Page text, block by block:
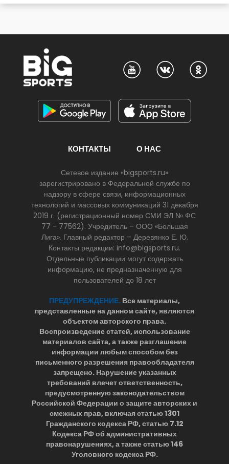
КОНТАКТЫ О НАС
Сетевое издание «bigsports.ru»
зарегистрировано в Федеральной службе по
надзору в сфере связи, информационных
технологий и массовых коммуникаций 31 декабря
2019 г. (регистрационный номер СМИ ЭЛ № ФС
77 - 77562). Учредитель – ООО «Большая
Лига». Главный редактор – Деревянко Е. Ю.
Контакты редакции: info@bigsports.ru.
Отдельные публикации могут содержать
информацию, не предназначенную для
пользователей до 18 лет
ПРЕДУПРЕЖДЕНИЕ. Все материалы,
представленные на данном сайте, являются
объектом авторского права.
Воспроизведение статей, использование
материалов сайта, а также разглашение
информации любым способом без
письменного разрешения правообладателя
запрещено. Нарушение указанных
требований влечет ответственность,
предусмотренную законодательством
Российской Федерации о защите авторских и
смежных прав, включая статью 1301
Гражданского кодекса РФ, статью 7.12
Кодекса РФ об административных
правонарушениях, а также статью 146
Уголовного кодекса РФ.